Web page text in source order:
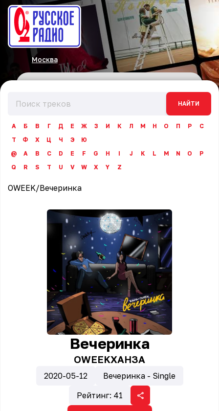
Москва
НАЙТИ
А Б В Г Д Е Ж З И К Л М Н О П Р
С
Т
Ф Х Ц Ч Э
Ю
@
A B C D E F G H I J K L M N O
P
Q
R S T U V W X Y Z
OWEEK/Вечеринка
Вечеринка
OWEEKХАНЗА
2020-05-12
Вечеринка - Single
Рейтинг: 41